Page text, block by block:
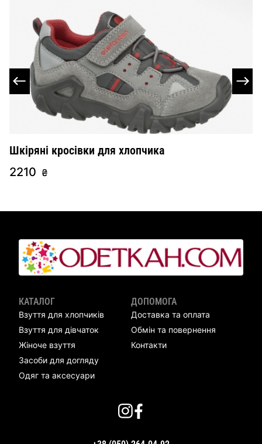
Шкіряні кросівки для хлопчика
2210 ₴
КАТАЛОГ
Взуття для хлопчиків
Взуття для дівчаток
Жіноче взуття
Засоби для догляду
Одяг та аксесуари
ДОПОМОГА
Доставка та оплата
Обмін та повернення
Контакти